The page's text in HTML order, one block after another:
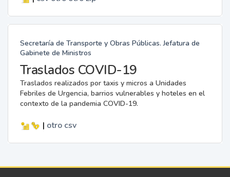
Secretaría de Transporte y Obras Públicas. Jefatura de
Gabinete de Ministros
Traslados COVID-19
Traslados realizados por taxis y micros a Unidades
Febriles de Urgencia, barrios vulnerables y hoteles en el
contexto de la pandemia COVID-19.
| otro csv